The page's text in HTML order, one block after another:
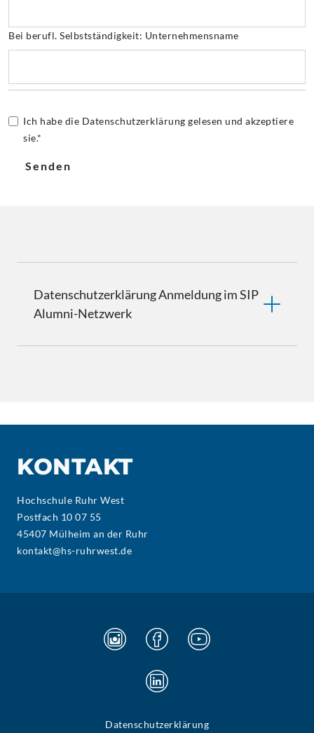
Bei berufl. Selbstständigkeit: Unternehmensname
Ich habe die Datenschutzerklärung gelesen und akzeptiere
sie.*
Senden
DatenschutzerklärungAnmeldung im SIP
Alumni-Netzwerk
KONTAKT
Hochschule Ruhr West
Postfach 10 07 55
45407 Mülheim an der Ruhr
kontakt@hs-ruhrwest.de
Datenschutzerklärung